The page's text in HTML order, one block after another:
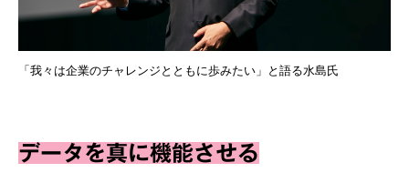
「我々は企業のチャレンジとともに歩みたい」と語る水島氏
データを真に機能させる